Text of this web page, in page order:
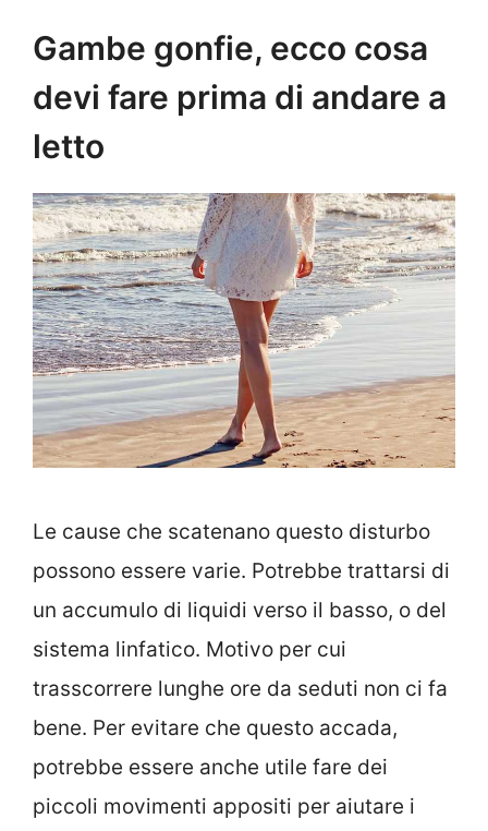
Gambe gonfie, ecco cosa
devi fare prima di andare a
letto
Le cause che scatenano questo disturbo
possono essere varie. Potrebbe trattarsi di
un accumulo di liquidi verso il basso, o del
sistema linfatico. Motivo per cui
trasscorrere lunghe ore da seduti non ci fa
bene. Per evitare che questo accada,
potrebbe essere anche utile fare dei
piccoli movimenti appositi per aiutare i